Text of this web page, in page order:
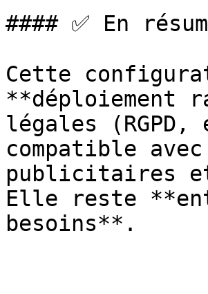
#### ✅ En
Cette
**déploiement
légales
compatible
publicitaires
Elle reste
besoins**.